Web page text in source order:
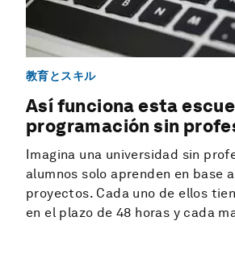
教育とスキル
Así funciona esta
programación sin
Imagina una universidad sin
alumnos solo aprenden en base
proyectos. Cada uno de ellos
en el plazo de 48 horas y cada